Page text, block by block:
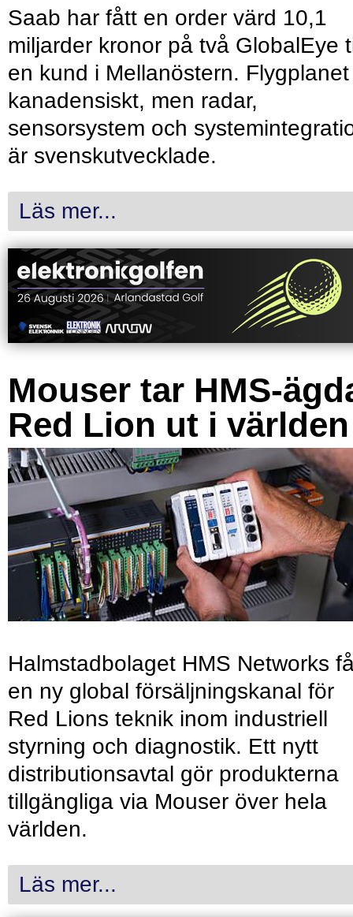
Saab har fått en order värd 10,1
miljarder kronor på två GlobalEye
en kund i Mellanöstern.
kanadensiskt, men radar,
sensorsystem och
är svenskutvecklade.
Läs mer...
Mouser tar HMS-
Red Lion ut i världen
Halmstadbolaget HMS Networks
en ny global försäljningskanal för
Red Lions teknik inom industriell
styrning och diagnostik. Ett nytt
distributionsavtal gör produkterna
tillgängliga via Mouser över hela
världen.
Läs mer...